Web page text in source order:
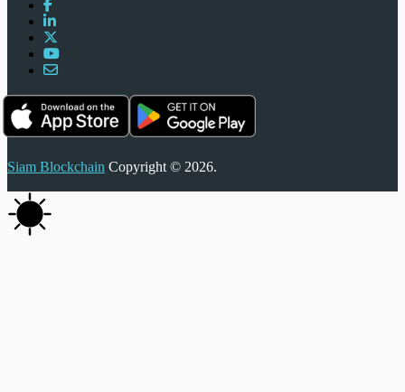
Siam Blockchain Copyright © 2026.